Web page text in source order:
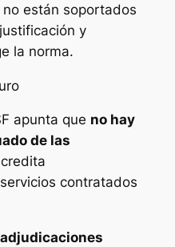
están soportados
y
la norma.
apunta que no hay
de las
contratados
adjudicaciones